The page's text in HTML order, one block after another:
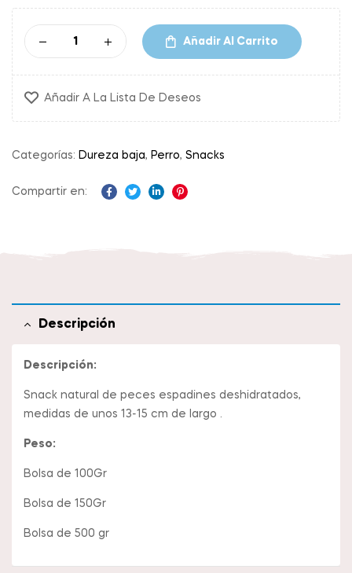
Añadir Al Carrito
Añadir A La Lista De Deseos
Categorías: Dureza baja, Perro, Snacks
Compartir en:
Descripción
Descripción:
Snack natural de peces espadines deshidratados,
medidas de unos 13-15 cm de largo .
Peso:
Bolsa de 100Gr
Bolsa de 150Gr
Bolsa de 500 gr